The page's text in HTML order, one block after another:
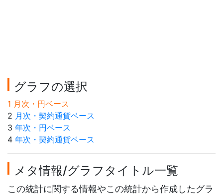
グラフの選択
1 月次・円ベース
2 月次・契約通貨ベース
3 年次・円ベース
4 年次・契約通貨ベース
メタ情報/グラフタイトル一覧
この統計に関する情報やこの統計から作成したグラ